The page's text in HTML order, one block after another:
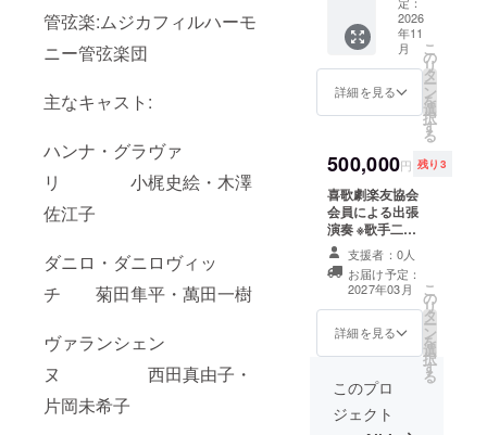
管弦楽:ムジカフィルハーモ
ニー管弦楽団
主なキャスト:
ハンナ・グラヴァ
リ 小梶史絵・木澤
佐江子
ダニロ・ダニロヴィッ
チ 菊田隼平・萬田一樹
ヴァランシェン
ヌ 西田真由子・
片岡未希子
末まで
にチ
ケット
を発送
いたし
ます。
オリジ
ザイン
クリア
ファイ
ル＋
トート
セット
のご提
供 ※8月
提供予
定。 第
リー・
ウィド
ウ」限
2026
年11
月
詳細を見る
こ
の
リ
タ
ー
ン
を
選
択
す
る
500,000円 残り3
喜歌劇楽友協会
会員による出張
演奏 ※歌手二
名・ピアニスト
一名で約一時間
の出張演奏をさ
せていただきま
す。 ～オペラ・
オペレッタの名
※会場費・ピアノ
等設備費用はご
負担ください。
※遠隔地の場合は
支援者：0人
お届け予定：
2027年03月
詳細を見る
こ
の
リ
タ
ー
ン
を
選
択
す
る
このプロ
ジェクト